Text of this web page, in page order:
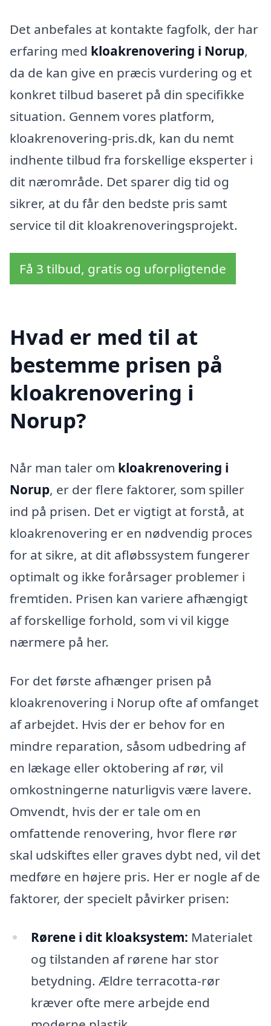
Det anbefales at kontakte fagfolk, der har
erfaring med kloakrenovering i Norup,
da de kan give en præcis vurdering og et
konkret tilbud baseret på din specifikke
situation. Gennem vores platform,
kloakrenovering-pris.dk, kan du nemt
indhente tilbud fra forskellige eksperter i
dit nærområde. Det sparer dig tid og
sikrer, at du får den bedste pris samt
service til dit kloakrenoveringsprojekt.
Få 3 tilbud, gratis og uforpligtende
Hvad er med til at
bestemme prisen på
kloakrenovering i
Norup?
Når man taler om kloakrenovering i
Norup, er der flere faktorer, som spiller
ind på prisen. Det er vigtigt at forstå, at
kloakrenovering er en nødvendig proces
for at sikre, at dit afløbssystem fungerer
optimalt og ikke forårsager problemer i
fremtiden. Prisen kan variere afhængigt
af forskellige forhold, som vi vil kigge
nærmere på her.
For det første afhænger prisen på
kloakrenovering i Norup ofte af omfanget
af arbejdet. Hvis der er behov for en
mindre reparation, såsom udbedring af
en lækage eller oktobering af rør, vil
omkostningerne naturligvis være lavere.
Omvendt, hvis der er tale om en
omfattende renovering, hvor flere rør
skal udskiftes eller graves dybt ned, vil det
medføre en højere pris. Her er nogle af de
faktorer, der specielt påvirker prisen:
Rørene i dit kloaksystem: Materialet
og tilstanden af rørene har stor
betydning. Ældre terracotta-rør
kræver ofte mere arbejde end